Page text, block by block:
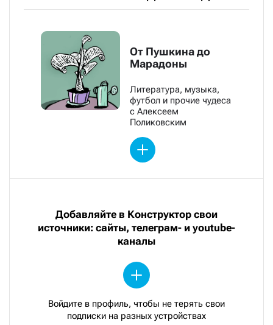
От Пушкина до
Марадоны
Литература, музыка,
футбол и прочие чудеса
с Алексеем
Поликовским
Добавляйте в Конструктор свои
источники: сайты, телеграм- и youtube-
каналы
Войдите в профиль, чтобы не терять свои
подписки на разных устройствах